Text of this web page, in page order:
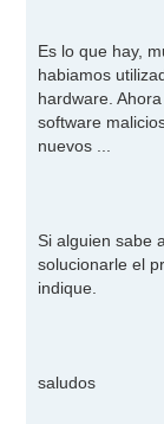
Es lo que hay,
habiamos
hardware.
software
nuevos ...
Si alguien sabe
solucionarle el
indique.
saludos